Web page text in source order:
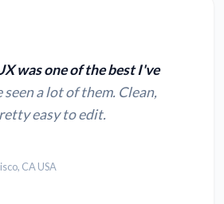
was one of the best I've
seen a lot of them. Clean,
easy to edit.
CA USA